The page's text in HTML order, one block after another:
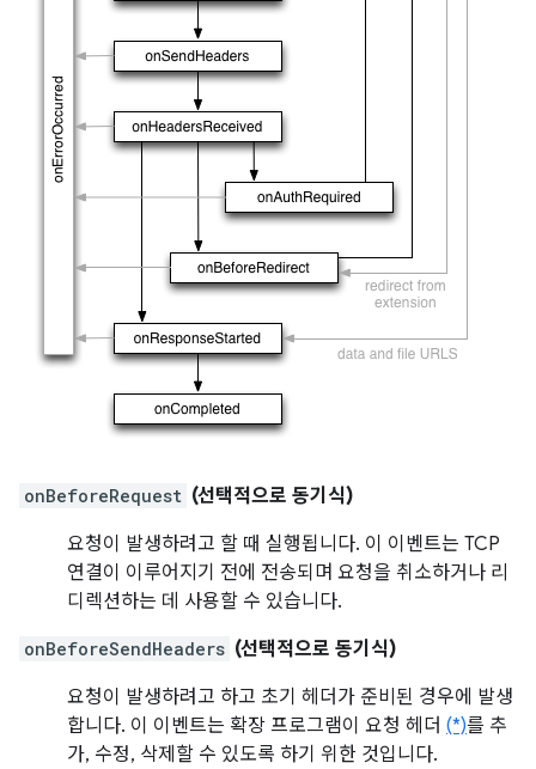
onBeforeRequest (선택적으로 동기식)
요청이 발생하려고 할 때 실행됩니다. 이 이벤트는 TCP
연결이 이루어지기 전에 전송되며 요청을 취소하거나 리
디렉션하는 데 사용할 수 있습니다.
onBeforeSendHeaders (선택적으로 동기식)
요청이 발생하려고 하고 초기 헤더가 준비된 경우에 발생
합니다. 이 이벤트는 확장 프로그램이 요청 헤더 (*)를 추
가, 수정, 삭제할 수 있도록 하기 위한 것입니다.